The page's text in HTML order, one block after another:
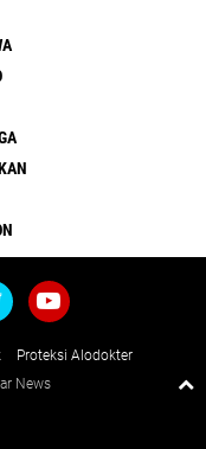
Proteksi Alodokter
News